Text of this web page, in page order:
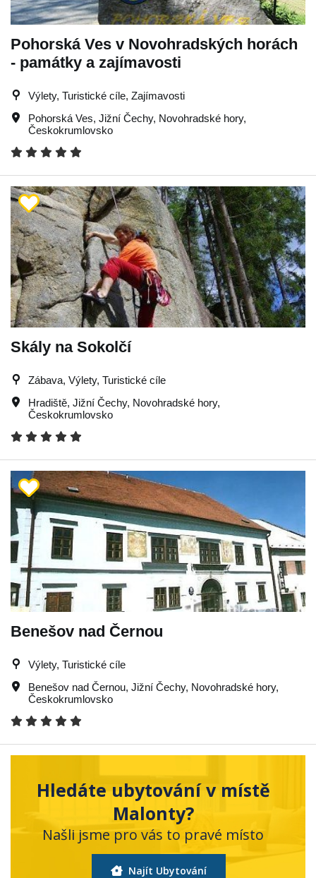
Pohorská Ves v Novohradských horách
- památky a zajímavosti
Výlety, Turistické cíle, Zajímavosti
Pohorská Ves, Jižní Čechy, Novohradské hory,
Českokrumlovsko
Skály na Sokolčí
Zábava, Výlety, Turistické cíle
Hradiště, Jižní Čechy, Novohradské hory,
Českokrumlovsko
Benešov nad Černou
Výlety, Turistické cíle
Benešov nad Černou, Jižní Čechy, Novohradské hory,
Českokrumlovsko
Hledáte ubytování v místě
Malonty?
Našli jsme pro vás to pravé místo
Najít Ubytování